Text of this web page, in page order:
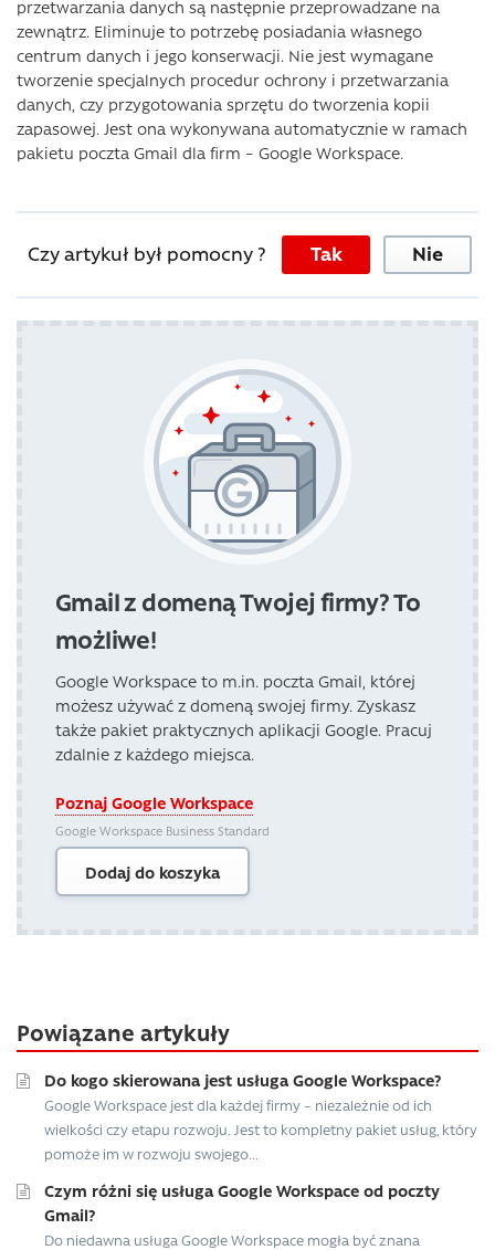
przetwarzania danych są następnie przeprowadzane na
zewnątrz. Eliminuje to potrzebę posiadania własnego
centrum danych i jego konserwacji. Nie jest wymagane
tworzenie specjalnych procedur ochrony i przetwarzania
danych, czy przygotowania sprzętu do tworzenia kopii
zapasowej. Jest ona wykonywana automatycznie w ramach
pakietu poczta Gmail dla firm – Google Workspace.
Czy artykuł był pomocny ? Tak Nie
Gmail z domeną Twojej firmy? To
możliwe!
Google Workspace to m.in. poczta Gmail, której
możesz używać z domeną swojej firmy. Zyskasz
także pakiet praktycznych aplikacji Google. Pracuj
zdalnie z każdego miejsca.
Poznaj Google Workspace
Google Workspace Business Standard
Dodaj do koszyka
Powiązane artykuły
Do kogo skierowana jest usługa Google Workspace?
Google Workspace jest dla każdej firmy – niezależnie od ich
wielkości czy etapu rozwoju. Jest to kompletny pakiet usług, który
pomoże im w rozwoju swojego...
Czym różni się usługa Google Workspace od poczty
Gmail?
Do niedawna usługa Google Workspace mogła być znana